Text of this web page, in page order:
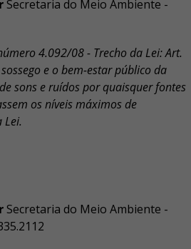
Secretaria do Meio Ambiente -
4.092/08 - Trecho da Lei: Art.
e o bem-estar público da
sons e ruídos por quaisquer fontes
os níveis máximos de
Lei.
Secretaria do Meio Ambiente -